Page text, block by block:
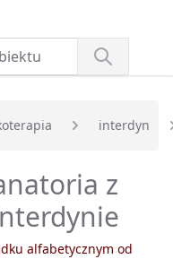
interdyn
z
alfabetycznym od